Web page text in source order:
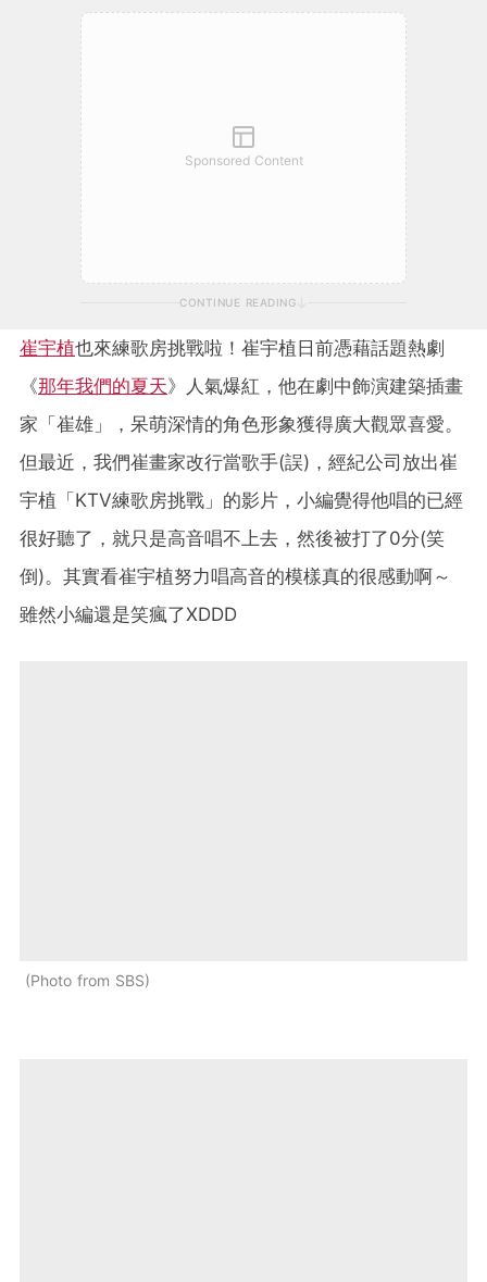
Sponsored Content
CONTINUE READING
崔宇植也來練歌房挑戰啦！崔宇植日前憑藉話題熱劇
《那年我們的夏天》人氣爆紅，他在劇中飾演建築插畫
家「崔雄」，呆萌深情的角色形象獲得廣大觀眾喜愛。
但最近，我們崔畫家改行當歌手(誤)，經紀公司放出崔
宇植「KTV練歌房挑戰」的影片，小編覺得他唱的已經
很好聽了，就只是高音唱不上去，然後被打了0分(笑
倒)。其實看崔宇植努力唱高音的模樣真的很感動啊～
雖然小編還是笑瘋了XDDD
Photo from SBS